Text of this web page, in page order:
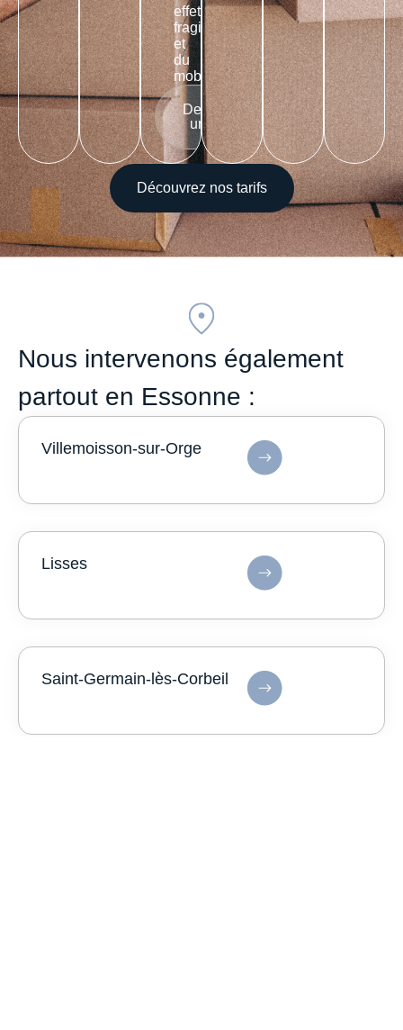
effets
fragiles
et
du
mobilier
Demander
un devis
Découvrez nos tarifs
Nous intervenons également
partout en Essonne :
Villemoisson-sur-Orge
Lisses
Saint-Germain-lès-Corbeil